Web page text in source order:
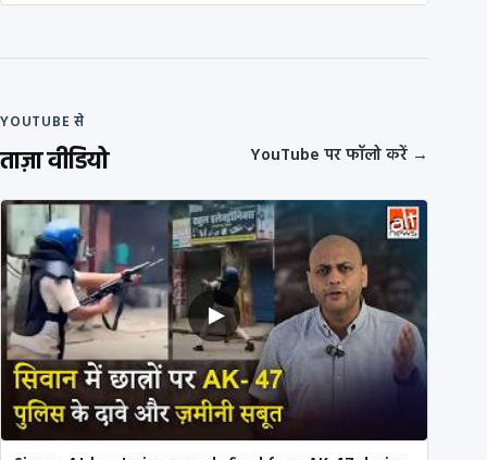
YOUTUBE से
ताज़ा वीडियो YouTube पर फॉलो करें →